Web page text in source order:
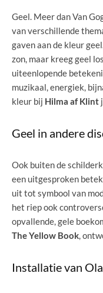
Geel. Meer dan Van
van verschillende
gaven aan de kleur
zon, maar kreeg geel
uiteenlopende
muzikaal, energiek,
kleur bij Hilma af Klint
Geel in andere
Ook buiten de
een uitgesproken
uit tot symbool van
het riep ook
opvallende, gele
The Yellow Book,
Installatie van